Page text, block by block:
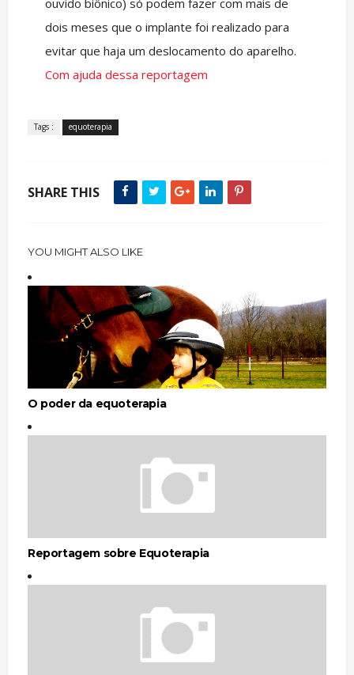
ouvido biônico) só podem fazer com mais de
dois meses que o implante foi realizado para
evitar que haja um deslocamento do aparelho.
Com ajuda dessa reportagem
Tags : equoterapia
SHARE THIS
YOU MIGHT ALSO LIKE
O poder da equoterapia
Reportagem sobre Equoterapia